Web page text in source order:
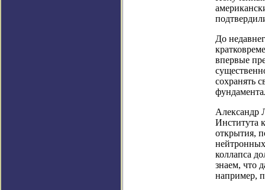
До
впервые
сохранять
Александр
Института
открытия,
коллапса
знаем, что
например,